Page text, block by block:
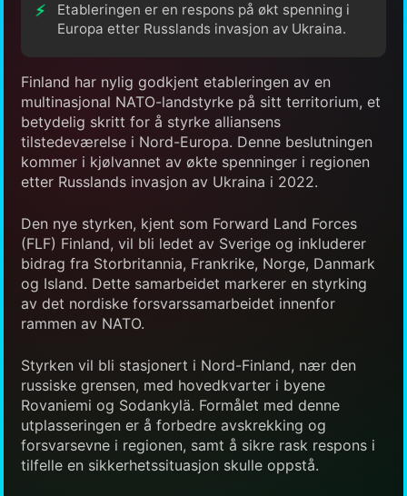
Etableringen er en respons på økt spenning i
Europa etter Russlands invasjon av Ukraina.
Finland har nylig godkjent etableringen av en
multinasjonal NATO-landstyrke på sitt territorium, et
betydelig skritt for å styrke alliansens
tilstedeværelse i Nord-Europa. Denne beslutningen
kommer i kjølvannet av økte spenninger i regionen
etter Russlands invasjon av Ukraina i 2022.
Den nye styrken, kjent som Forward Land Forces
(FLF) Finland, vil bli ledet av Sverige og inkluderer
bidrag fra Storbritannia, Frankrike, Norge, Danmark
og Island. Dette samarbeidet markerer en styrking
av det nordiske forsvarssamarbeidet innenfor
rammen av NATO.
Styrken vil bli stasjonert i Nord-Finland, nær den
russiske grensen, med hovedkvarter i byene
Rovaniemi og Sodankylä. Formålet med denne
utplasseringen er å forbedre avskrekking og
forsvarsevne i regionen, samt å sikre rask respons i
tilfelle en sikkerhetssituasjon skulle oppstå.